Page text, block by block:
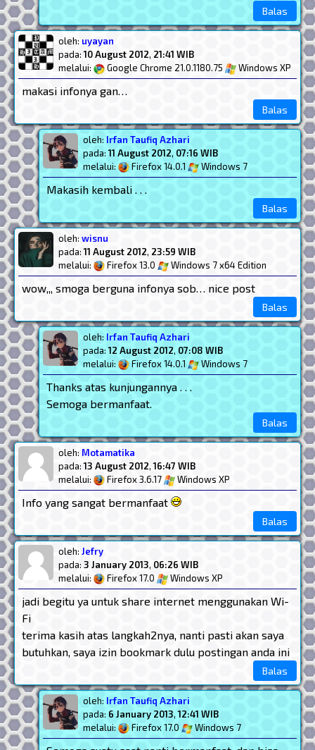
Balas
oleh: uyayan
pada:10 August 2012, 21:41 WIB
melalui:
Google Chrome 21.0.1180.75 Windows XP
makasi infonya gan…
Balas
oleh: Irfan Taufiq Azhari
pada:11 August 2012, 07:16 WIB
melalui:
Firefox 14.0.1 Windows 7
Makasih kembali . . .
Balas
oleh: wisnu
pada:11 August 2012, 23:59 WIB
melalui:
Firefox 13.0 Windows 7 x64 Edition
wow,,, smoga berguna infonya sob… nice post
Balas
oleh: Irfan Taufiq Azhari
pada:12 August 2012, 07:08 WIB
melalui:
Firefox 14.0.1 Windows 7
Thanks atas kunjungannya . . .
Semoga bermanfaat.
Balas
oleh: Motamatika
pada:13 August 2012,16:47 WIB
melalui:
Firefox 3.6.17 Windows XP
Info yang sangat bermanfaat
Balas
oleh: Jefry
pada: 3 January 2013, 06:26 WIB
melalui:
Firefox 17.0 Windows XP
jadi begitu ya untuk share internet menggunakan Wi-
Fi
terima kasih atas langkah2nya, nanti pasti akan saya
butuhkan, saya izin bookmark dulu postingan anda ini
Balas
oleh: Irfan Taufiq Azhari
pada: 6 January 2013,12:41 WIB
melalui:
Firefox 17.0 Windows 7